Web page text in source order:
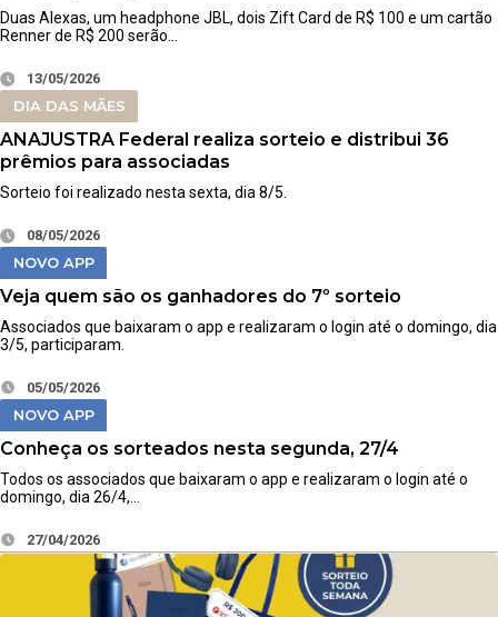
Duas Alexas, um headphone JBL, dois Zift Card de R$ 100 e um cartão
Renner de R$ 200 serão…
13/05/2026
DIA DAS MÃES
ANAJUSTRA Federal realiza sorteio e distribui 36
prêmios para associadas
Sorteio foi realizado nesta sexta, dia 8/5.
08/05/2026
NOVO APP
Veja quem são os ganhadores do 7º sorteio
Associados que baixaram o app e realizaram o login até o domingo, dia
3/5, participaram.
05/05/2026
NOVO APP
Conheça os sorteados nesta segunda, 27/4
Todos os associados que baixaram o app e realizaram o login até o
domingo, dia 26/4,…
27/04/2026